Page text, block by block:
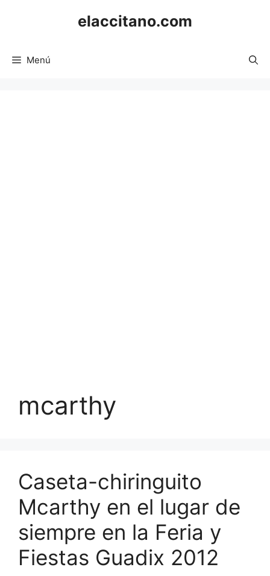
elaccitano.com
Menú
mcarthy
Caseta-chiringuito
Mcarthy en el lugar de
siempre en la Feria y
Fiestas Guadix 2012